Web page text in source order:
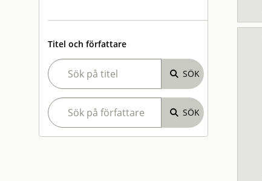
Titel och författare